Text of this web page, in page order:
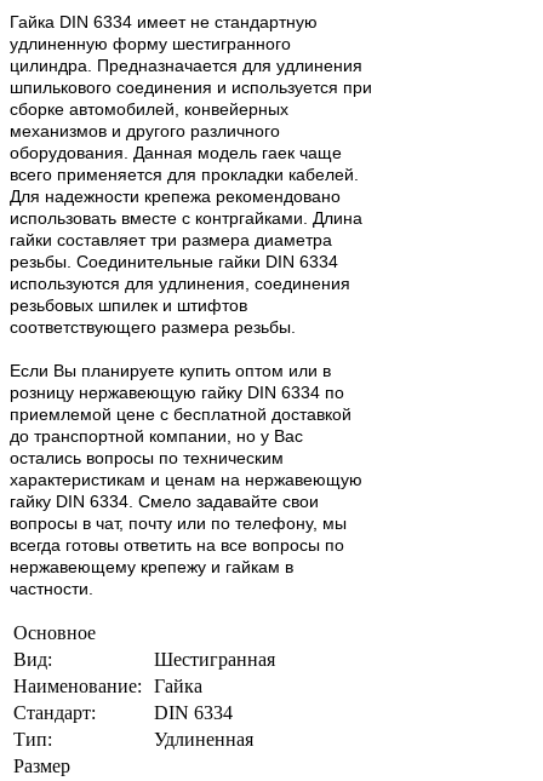
Гайка DIN 6334 имеет не стандартную
удлиненную форму шестигранного
цилиндра. Предназначается для удлинения
шпилькового соединения и используется при
сборке автомобилей, конвейерных
механизмов и другого различного
оборудования. Данная модель гаек чаще
всего применяется для прокладки кабелей.
Для надежности крепежа рекомендовано
использовать вместе с контргайками. Длина
гайки составляет три размера диаметра
резьбы. Соединительные гайки DIN 6334
используются для удлинения, соединения
резьбовых шпилек и штифтов
соответствующего размера резьбы.
Если Вы планируете купить оптом или в
розницу нержавеющую гайку DIN 6334 по
приемлемой цене с бесплатной доставкой
до транспортной компании, но у Вас
остались вопросы по техническим
характеристикам и ценам на нержавеющую
гайку DIN 6334. Смело задавайте свои
вопросы в чат, почту или по телефону, мы
всегда готовы ответить на все вопросы по
нержавеющему крепежу и гайкам в
частности.
Основное
Вид:
Шестигранная
Наименование:
Гайка
Стандарт:
DIN 6334
Тип:
Удлиненная
Размер